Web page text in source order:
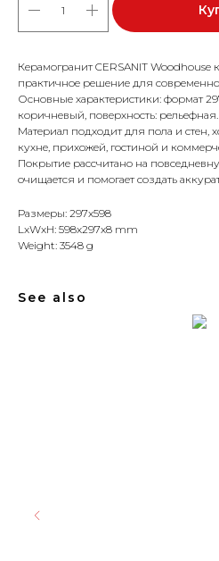
Керамогранит CERSANIT
практичное решение для
Основные характеристики: формат
коричневый, поверхность: рельефная.
Материал подходит для пола и стен,
кухне, прихожей, гостиной и
Покрытие рассчитано на
очищается и помогает создать
Размеры: 297x598
LxWxH: 598x297x8 mm
Weight: 3548 g
See also